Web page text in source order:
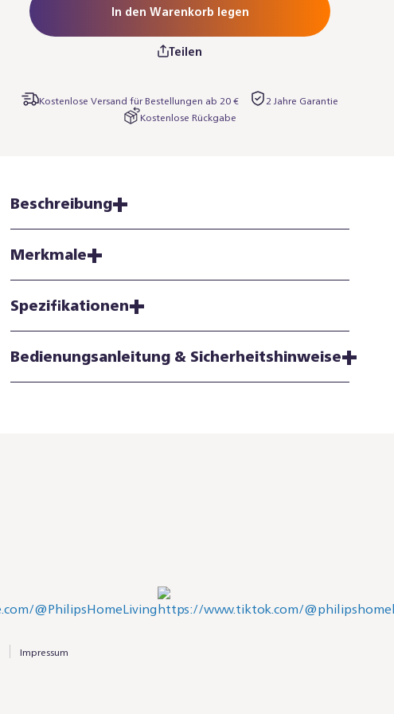
In den Warenkorb legen
Teilen
Kostenlose Versand für Bestellungen ab 20 €
2 Jahre Garantie
Kostenlose Rückgabe
Beschreibung
Merkmale
Spezifikationen
Bedienungsanleitung & Sicherheitshinweise
Impressum